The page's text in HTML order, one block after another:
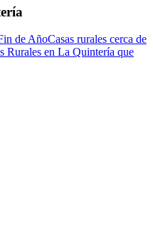
de AñoCasas rurales cerca de
Rurales en La Quintería que